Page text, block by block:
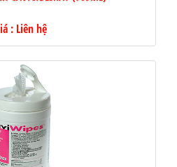
: Liên hệ